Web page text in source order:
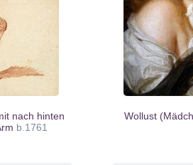
nach hinten
b.1761
Wollust